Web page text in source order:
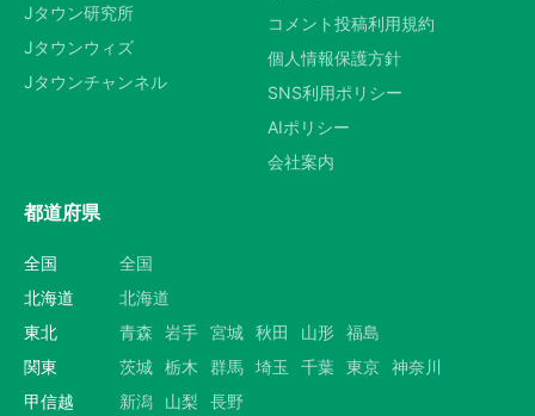
Jタウン研究所
Jタウンウィズ
Jタウンチャンネル
コメント投稿利用規約
個人情報保護方針
SNS利用ポリシー
AIポリシー
会社案内
都道府県
全国
全国
北海道
北海道
東北
青森 岩手 宮城 秋田 山形 福島
関東
茨城 栃木 群馬 埼玉 千葉 東京 神奈川
甲信越
新潟 山梨 長野